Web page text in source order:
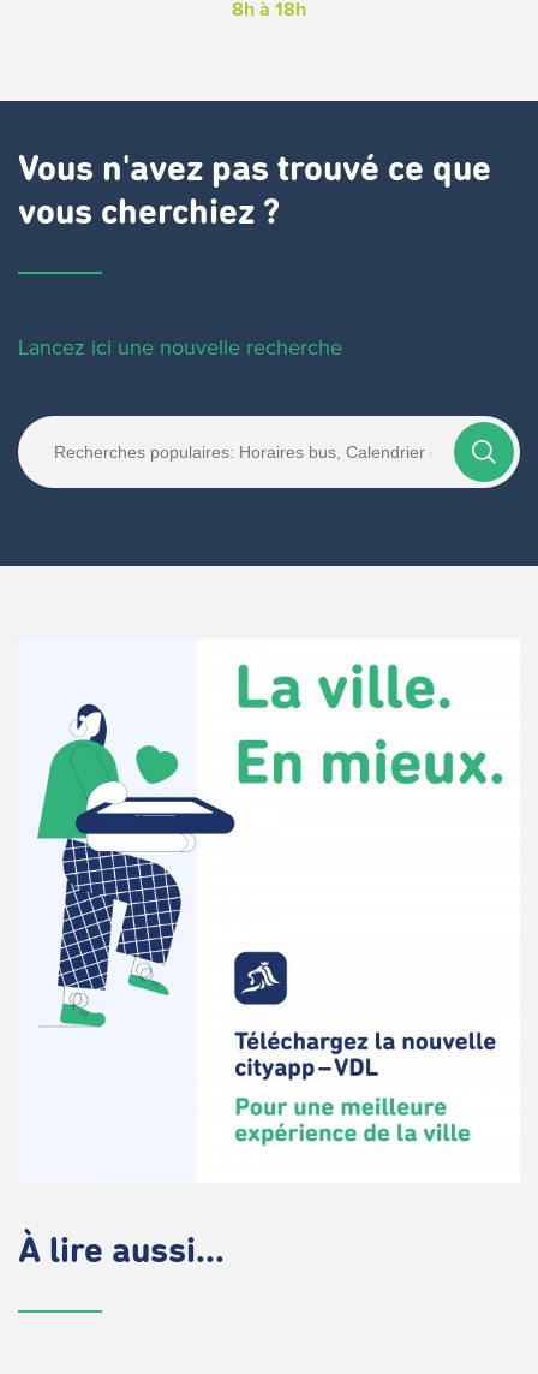
8h à 18h
Vous n'avez pas trouvé ce que
vous cherchiez ?
Lancez ici une nouvelle recherche
À lire aussi...